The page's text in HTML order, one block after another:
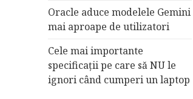
Oracle aduce modelele Gemini
mai aproape de utilizatori
Cele mai importante
specificații pe care să NU le
ignori când cumperi un laptop